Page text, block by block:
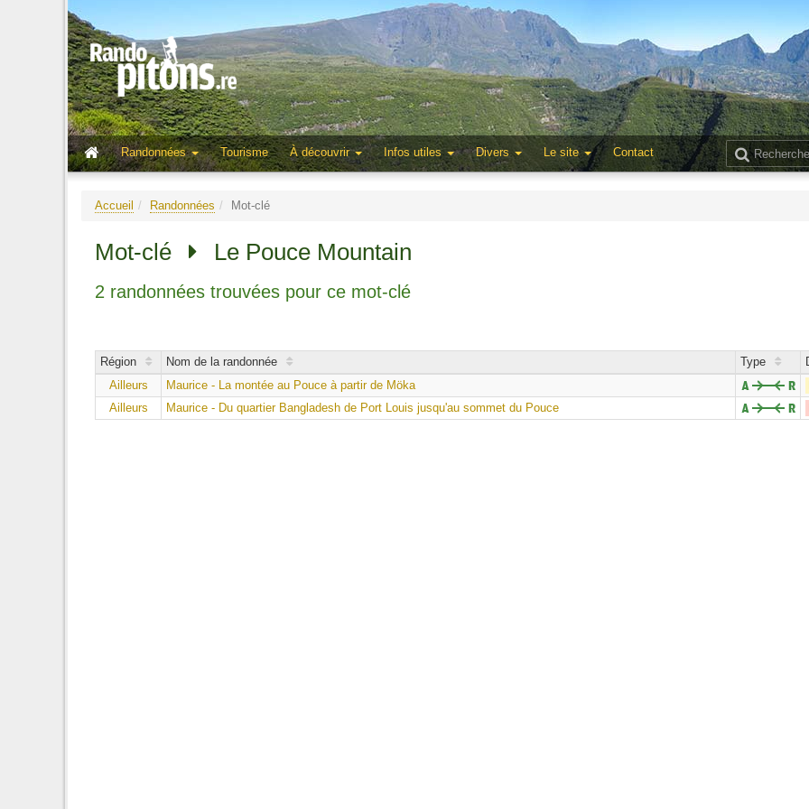
Randonnées
Tourisme À découvrir Infos utiles Divers Le site Contact
Accueil Randonnées Mot-clé
Mot-clé Le Pouce Mountain
2 randonnées trouvées pour ce mot-clé
Région Nom de la randonnée Type
Ailleurs
Maurice - La montée au Pouce à partir de Möka
Ailleurs
Maurice - Du quartier Bangladesh de Port Louis jusqu'au sommet du Pouce